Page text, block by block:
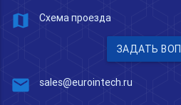
map Схема проезда
ЗАДАТЬ
mail sales@eurointech.ru